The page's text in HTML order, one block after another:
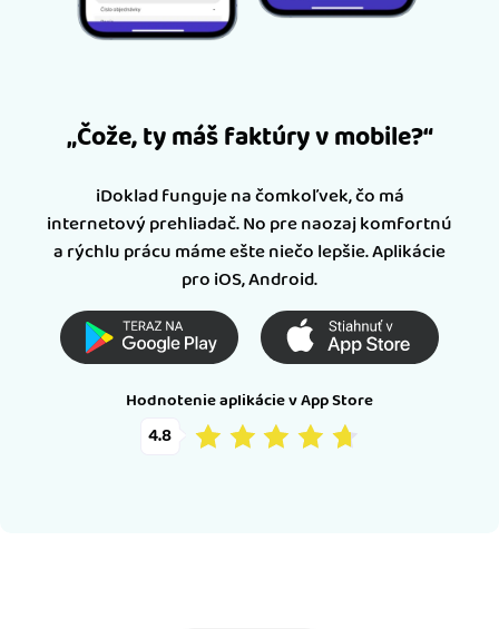
„Čože, ty máš faktúry v mobile?“
iDoklad funguje na čomkoľvek, čo má
internetový prehliadač. No pre naozaj komfortnú
a rýchlu prácu máme ešte niečo lepšie. Aplikácie
pro iOS, Android.
Hodnotenie aplikácie v App Store
4.8